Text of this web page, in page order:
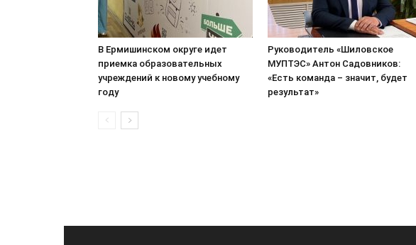
В Ермишинском округе идет
приемка образовательных
учреждений к новому учебному
году
Руководитель «Шиловское
МУПТЭС» Антон Садовников:
«Есть команда – значит, будет
результат»